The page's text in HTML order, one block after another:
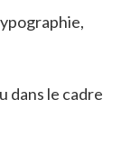
dans le cadre